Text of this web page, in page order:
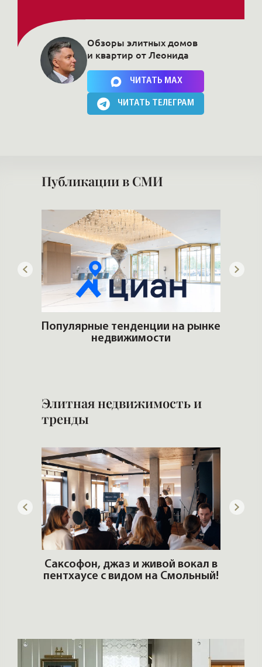
Нажимая на кнопку, Вы соглашаетесь c политикой сайта
Обзоры элитных домов
и квартир от Леонида
ЧИТАТЬ MAX
ЧИТАТЬ ТЕЛЕГРАМ
Публикации в СМИ
Популярные тенденции на рынке
недвижимости
Элитная недвижимость и
тренды
Саксофон, джаз и живой вокал в
пентхаусе с видом на Смольный!